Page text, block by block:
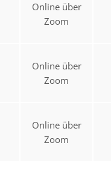
Online über
Zoom
Online über
Zoom
Online über
Zoom